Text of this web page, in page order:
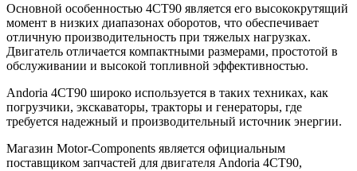
Основной особенностью 4CT90 является его высококрутящий
момент в низких диапазонах оборотов, что обеспечивает
отличную производительность при тяжелых нагрузках.
Двигатель отличается компактными размерами, простотой в
обслуживании и высокой топливной эффективностью.
Andoria 4CT90 широко используется в таких техниках, как
погрузчики, экскаваторы, тракторы и генераторы, где
требуется надежный и производительный источник энергии.
Магазин Motor-Components является официальным
поставщиком запчастей для двигателя Andoria 4CT90,